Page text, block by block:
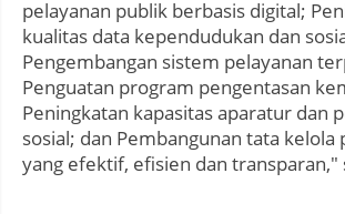
pelayanan publik berbasis digital;
kualitas data kependudukan dan
Pengembangan sistem pelayanan
Penguatan program pengentasan
Peningkatan kapasitas aparatur dan
sosial; dan Pembangunan tata
yang efektif, efisien dan transparan,"